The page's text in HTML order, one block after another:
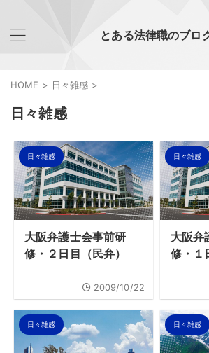
とある法律職のブロ
HOME > 日々雑感 >
日々雑感
日々雑感
大阪弁護士会事前研
修・２日目（民弁）
2009/10/22
日々雑感
大阪弁
修・１
日々雑感 日々雑感